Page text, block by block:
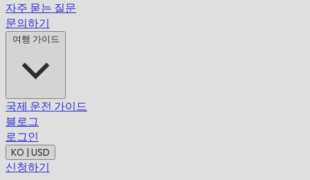
자주 묻는 질문
문의하기
여행 가이드
국제 운전 가이드
블로그
로그인
KO | USD
신청하기